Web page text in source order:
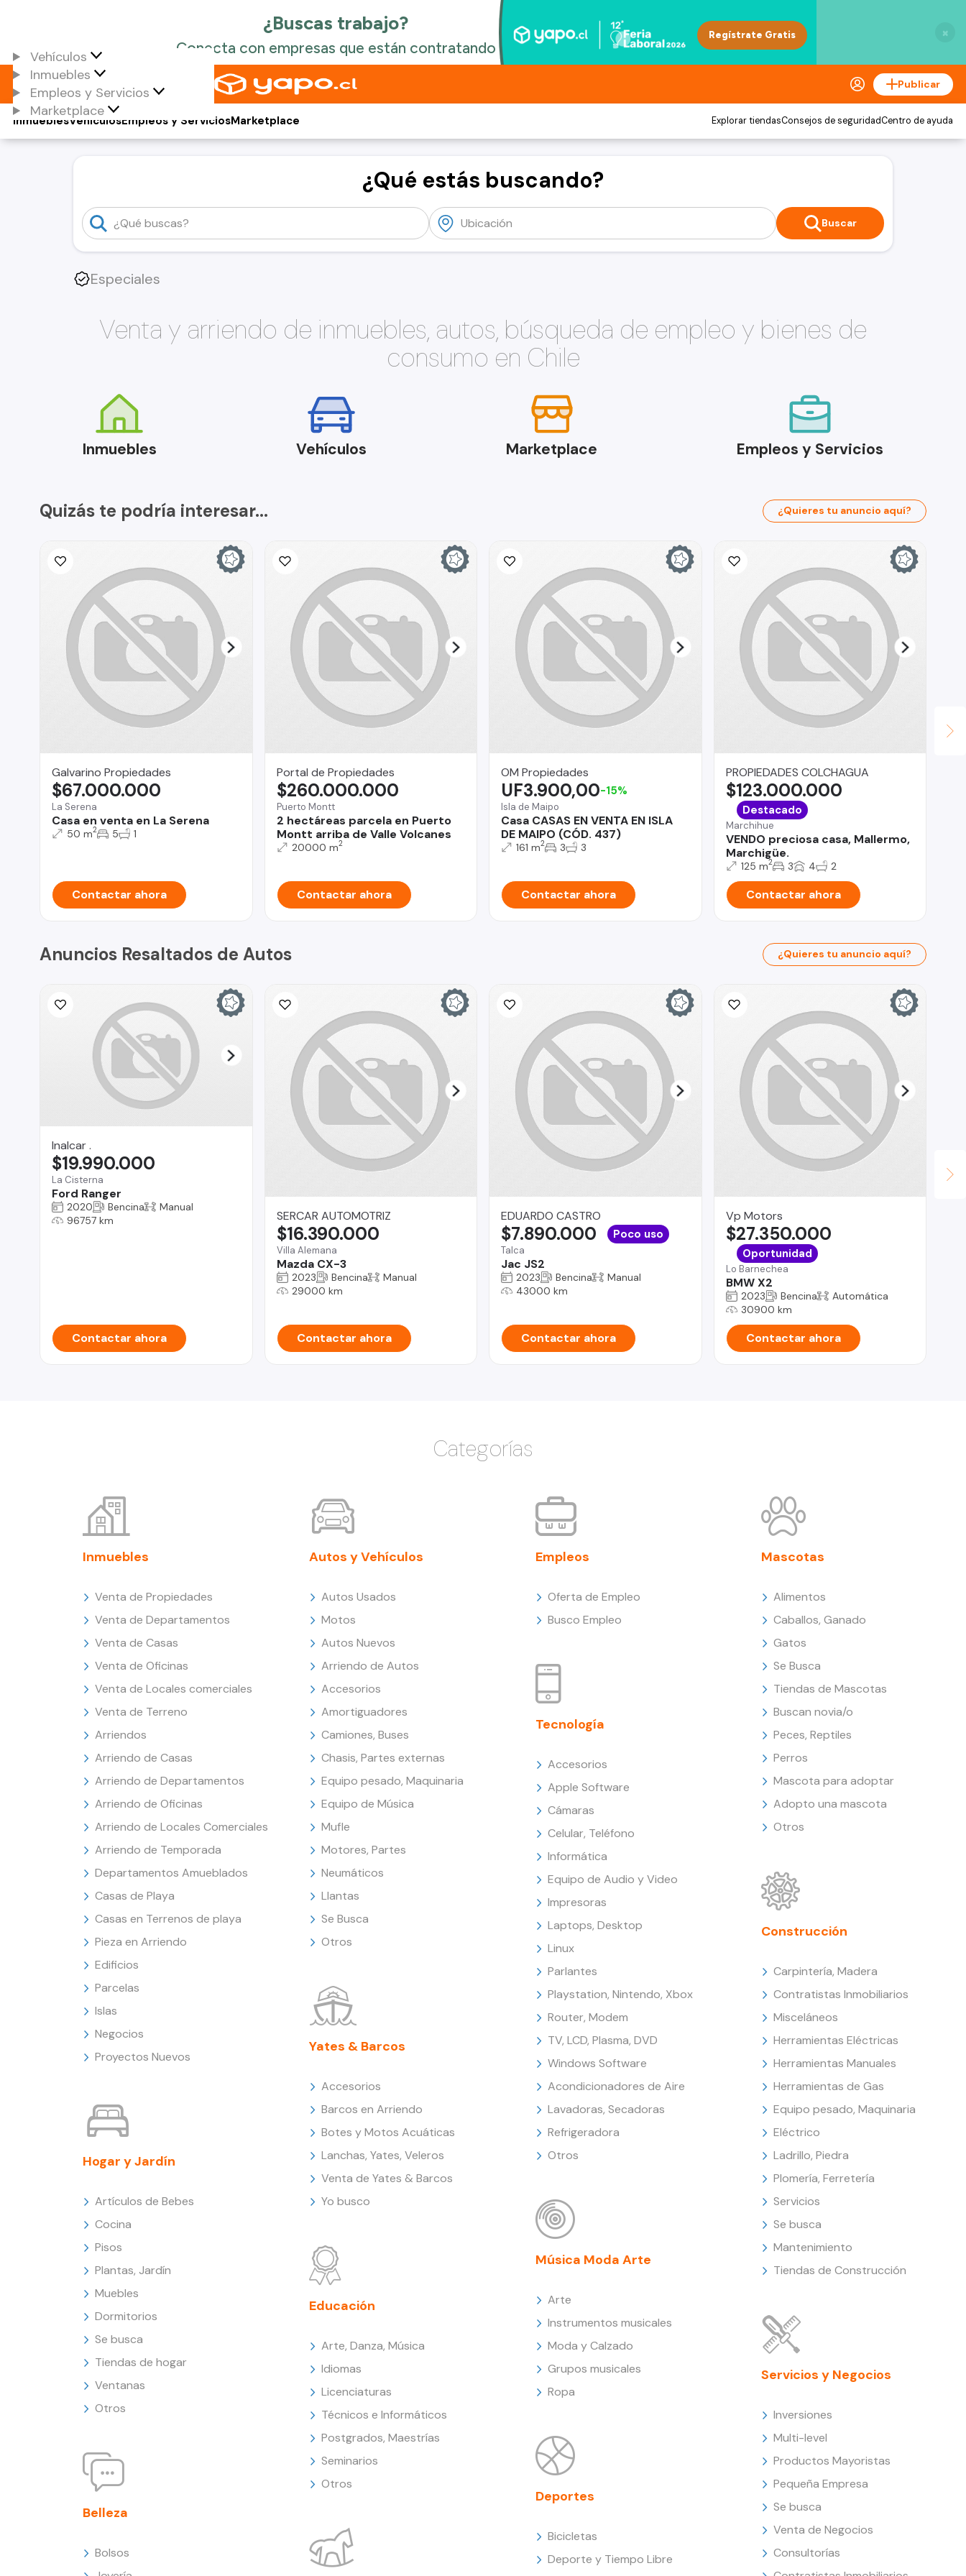
×
Vehículos
Inmuebles
Empleos y Servicios
Marketplace
Publicar
Vehículos
Inmuebles Empleos y ServiciosMarketplace Explorar tiendasConsejos de seguridadCentro de ayuda
¿Qué estás buscando?
Buscar
Especiales
Venta y arriendo de inmuebles, autos, búsqueda de empleo y bienes de
consumo en Chile
Inmuebles Vehículos Marketplace Empleos y Servicios
Quizás te podría interesar... ¿Quieres tu anuncio aquí?
Galvarino Propiedades
La Serena
Casa en venta en La Serena
$67.000.000
50 m2 5 1
Contactar ahora
Portal de Propiedades
Puerto Montt
2 hectáreas parcela en Puerto
Montt arriba de Valle Volcanes
$260.000.000
20000 m2
Contactar ahora
OM Propiedades
Isla de Maipo
Casa CASAS EN VENTA EN ISLA
DE MAIPO (CÓD. 437)
UF3.900,00-15%
161 m2 3 3
Contactar ahora
PROPIEDADES COLCHAGUA
Marchihue
VENDO preciosa casa, Mallermo,
Marchigüe.
$123.000.000
Destacado
125 m2 3 4 2
Contactar ahora
Anuncios Resaltados de Autos ¿Quieres tu anuncio aquí?
Inalcar .
La Cisterna
Ford Ranger
$19.990.000
2020 Bencina
Manual
96757 km
Contactar ahora
SERCAR AUTOMOTRIZ
Villa Alemana
Mazda CX-3
$16.390.000
2023 Bencina
Manual
29000 km
Contactar ahora
EDUARDO CASTRO
Talca
Jac JS2
$7.890.000 Poco uso
2023 Bencina
Manual
43000 km
Contactar ahora
Vp Motors
Lo Barnechea
BMW X2
$27.350.000
Oportunidad
2023 Bencina
Automática
30900 km
Contactar ahora
Categorías
Inmuebles
Venta de Propiedades
Venta de Departamentos
Venta de Casas
Venta de Oficinas
Venta de Locales comerciales
Venta de Terreno
Arriendos
Arriendo de Casas
Arriendo de Departamentos
Arriendo de Oficinas
Arriendo de Locales Comerciales
Arriendo de Temporada
Departamentos Amueblados
Casas de Playa
Casas en Terrenos de playa
Pieza en Arriendo
Edificios
Parcelas
Islas
Negocios
Proyectos Nuevos
Hogar y Jardín
Artículos de Bebes
Cocina
Pisos
Plantas, Jardín
Muebles
Dormitorios
Se busca
Tiendas de hogar
Ventanas
Otros
Belleza
Bolsos
Autos y Vehículos
Autos Usados
Motos
Autos Nuevos
Arriendo de Autos
Accesorios
Amortiguadores
Camiones, Buses
Chasis, Partes externas
Equipo pesado, Maquinaria
Equipo de Música
Mufle
Motores, Partes
Neumáticos
Llantas
Se Busca
Otros
Yates & Barcos
Accesorios
Barcos en Arriendo
Botes y Motos Acuáticas
Lanchas, Yates, Veleros
Venta de Yates & Barcos
Yo busco
Educación
Arte, Danza, Música
Idiomas
Licenciaturas
Técnicos e Informáticos
Postgrados, Maestrías
Seminarios
Otros
Empleos
Oferta de Empleo
Busco Empleo
Tecnología
Accesorios
Apple Software
Cámaras
Celular, Teléfono
Informática
Equipo de Audio y Video
Impresoras
Laptops, Desktop
Linux
Parlantes
Playstation, Nintendo, Xbox
Router, Modem
TV, LCD, Plasma, DVD
Windows Software
Acondicionadores de Aire
Lavadoras, Secadoras
Refrigeradora
Otros
Música Moda Arte
Arte
Instrumentos musicales
Moda y Calzado
Grupos musicales
Ropa
Deportes
Bicicletas
Deporte y Tiempo Libre
Mascotas
Alimentos
Caballos, Ganado
Gatos
Se Busca
Tiendas de Mascotas
Buscan novia/o
Peces, Reptiles
Perros
Mascota para adoptar
Adopto una mascota
Otros
Construcción
Carpintería, Madera
Contratistas Inmobiliarios
Misceláneos
Herramientas Eléctricas
Herramientas Manuales
Herramientas de Gas
Equipo pesado, Maquinaria
Eléctrico
Ladrillo, Piedra
Plomería, Ferretería
Servicios
Se busca
Mantenimiento
Tiendas de Construcción
Servicios y Negocios
Inversiones
Multi-level
Productos Mayoristas
Pequeña Empresa
Se busca
Venta de Negocios
Consultorías